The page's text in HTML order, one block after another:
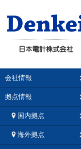
会社情報
拠点情報
国内拠点
海外拠点